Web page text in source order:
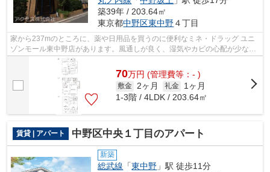
築39年 / 203.64㎡
東京都中野区東中野４丁目
家から237mのところに、薬や日用品を買うのに便利なミネ・ドラッグ ユニ
ゾンモール東中野店があります。風通しが良く、湿気やカビの心配が少ない
物件です。高ニーズな駅近の物件で、徒...
70万円 (管理費等：- )
敷金 2ヶ月 礼金
1ヶ月
1-3階 / 4LDK / 203.64㎡
賃貸 | アパート 中野区中央１丁目のアパート
新築
総武線 「東中野 」駅 徒歩11分